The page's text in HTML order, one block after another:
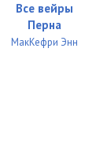
Все вейры
Перна
МакКефри Энн